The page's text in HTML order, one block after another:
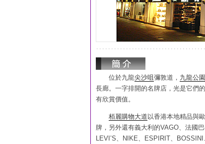
位於九龍尖沙咀 彌敦道， 九龍公園
長廊。一字排開的名牌店，光是它們
有欣賞價值。
栢麗購物大道 以香港本地精品與
牌，另外還有義大利的VAGO、法國
LEVI’S、NIKE、ESPIRIT、